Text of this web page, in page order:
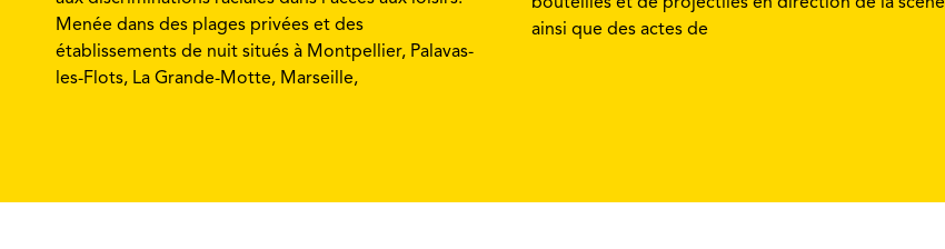
Menée dans des plages privées et des
établissements de nuit situés à Montpellier, Palavas-
les-Flots, La Grande-Motte, Marseille,
ainsi que des actes de